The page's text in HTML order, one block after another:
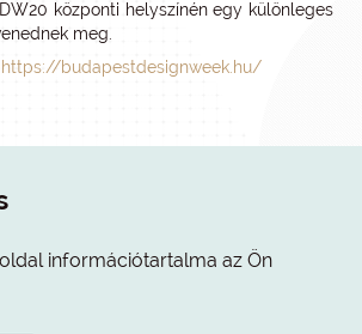
központi helyszínén egy különleges
meg.
https://budapestdesignweek.hu/
információtartalma az Ön